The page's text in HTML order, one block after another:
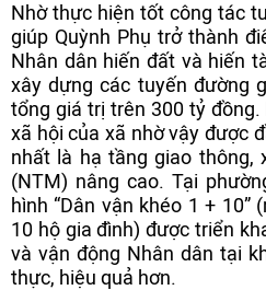
Nhờ thực hiện tốt công tác
giúp Quỳnh Phụ trở thành
Nhân dân hiến đất và hiến
xây dựng các tuyến đường
tổng giá trị trên 300 tỷ
xã hội của xã nhờ vậy được
nhất là hạ tầng giao thông,
(NTM) nâng cao. Tại
hình “Dân vận khéo 1 +
10 hộ gia đình) được triển
và vận động Nhân dân tại
thực, hiệu quả hơn.